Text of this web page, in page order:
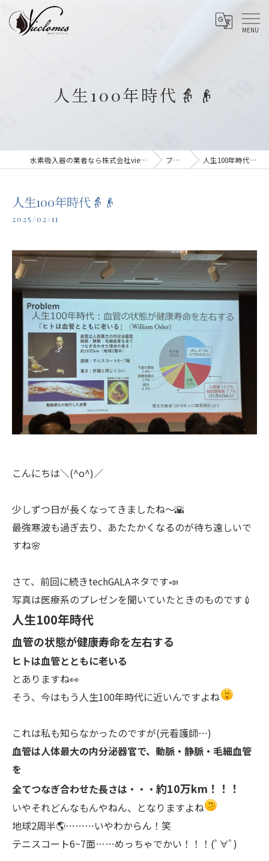
人生100年時代👵👴
水素吸入器の業者なら株式会社vieclomes ブログ 人生100年時代👵👴
人生100年時代👵👴
2025/02/11
こんにちは＼(^o^)／
少しずつ日が長くなってきましたね〜🌇
最強寒波も過ぎ去り、あたたかくなるのが待ち遠しいで
すね🌸
さて、前回に続きtechGALAネタです📣
写真は医療系のプレゼンを聞いていたときのものです💉
人生100年時代
血管の状態が健康寿命を左右する
ヒトは血管とともに老いる
とありますね👀
そう、今はもう人生100年時代に近いんですよね
これは私も知らなかったのですが(元看護師…)
血管は人体最大の内分泌器官で、動脈・静脈・毛細血管
を
全てつなぎ合わせた長さは・・・ 約10万km！！！
いやそれどんなもんやねん、となりますよね
地球2周半🌎️………いやわからん！笑
テニスコート6~7面……めっちゃでかい！！！(ﾟ∀ﾟ)